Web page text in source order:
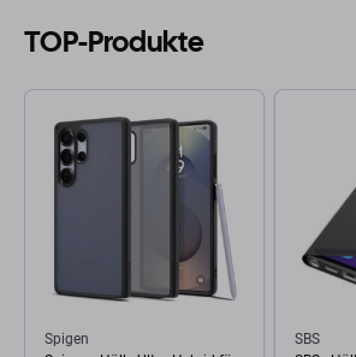
TOP-Produkte
Spigen
SBS